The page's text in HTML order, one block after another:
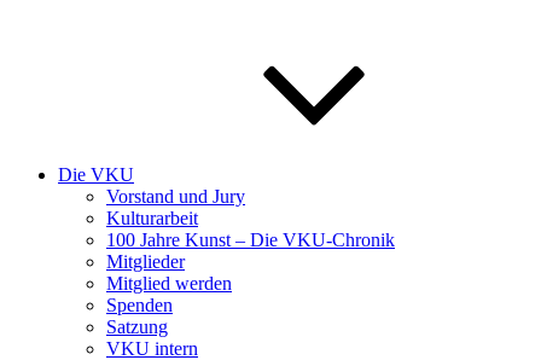
Die VKU
Vorstand und Jury
Kulturarbeit
100 Jahre Kunst – Die VKU-Chronik
Mitglieder
Mitglied werden
Spenden
Satzung
VKU intern